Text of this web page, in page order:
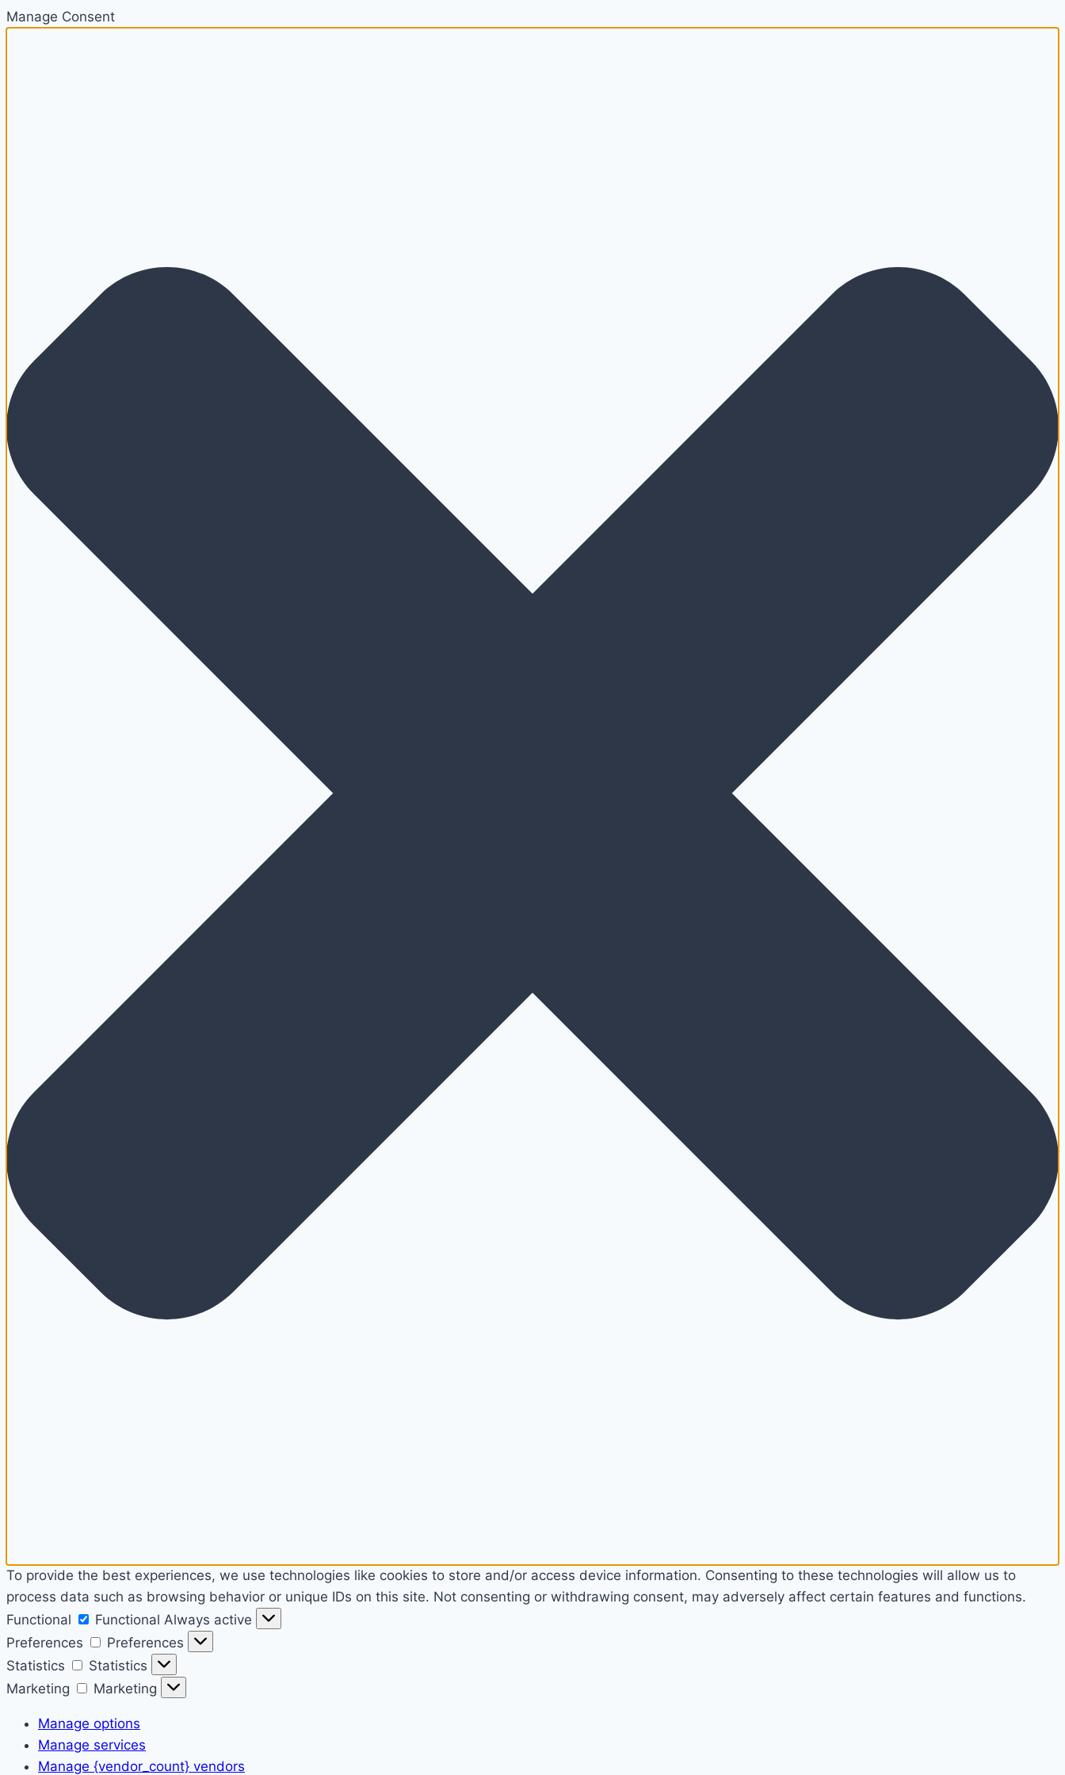
Manage Consent
To provide the best experiences, we use technologies like cookies to store and/or access device information. Consenting to these technologies will allow us to
process data such as browsing behavior or unique IDs on this site. Not consenting or withdrawing consent, may adversely affect certain features and functions.
Functional
Functional Always active
Preferences
Preferences
Statistics
Statistics
Marketing
Marketing
Manage options
Manage services
Manage {vendor_count} vendors